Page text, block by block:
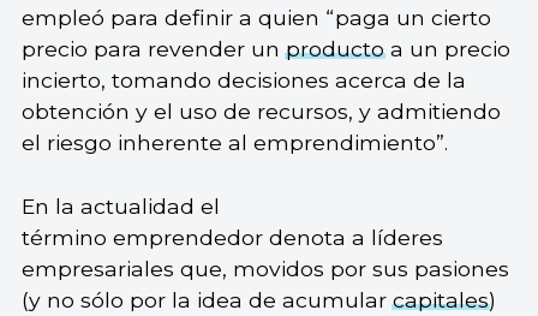
empleó para definir a quien “paga un cierto
precio para revender unproductoa un precio
incierto, tomando decisiones acerca de la
obtención y el uso de recursos, y admitiendo
el riesgo inherente al emprendimiento”.
En la actualidad el
término emprendedor denota a líderes
empresariales que, movidos por sus pasiones
(y no sólo por la idea de acumularcapitales)